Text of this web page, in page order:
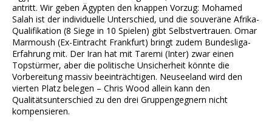
antritt. Wir geben Ägypten den knappen Vorzug: Mohamed
Salah ist der individuelle Unterschied, und die souveräne Afrika-
Qualifikation (8 Siege in 10 Spielen) gibt Selbstvertrauen. Omar
Marmoush (Ex-Eintracht Frankfurt) bringt zudem Bundesliga-
Erfahrung mit. Der Iran hat mit Taremi (Inter) zwar einen
Topstürmer, aber die politische Unsicherheit könnte die
Vorbereitung massiv beeinträchtigen. Neuseeland wird den
vierten Platz belegen – Chris Wood allein kann den
Qualitätsunterschied zu den drei Gruppengegnern nicht
kompensieren.